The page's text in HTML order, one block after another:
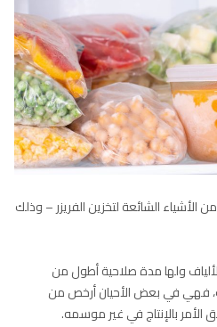
الشائعة لتخزين الفريزر – وذلك
ولها مدة صلاحية أطول من
فهي في بعض الأحيان أرخص من
الأمر بالإنتاج في غير موسمه.